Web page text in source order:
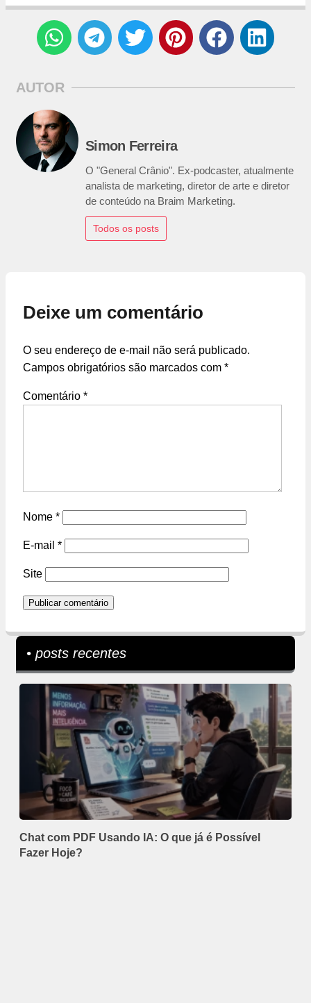
AUTOR
Simon Ferreira
O "General Crânio". Ex-podcaster, atualmente
analista de marketing, diretor de arte e diretor
de conteúdo na Braim Marketing.
Todos os posts
Deixe um comentário
O seu endereço de e-mail não será publicado.
Campos obrigatórios são marcados com *
Comentário *
Nome *
E-mail *
Site
• posts recentes
Chat com PDF Usando IA: O que já é Possível
Fazer Hoje?